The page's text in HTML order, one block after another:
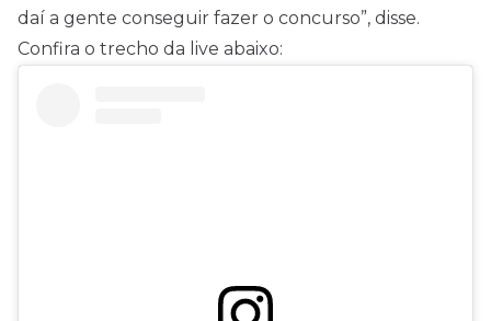
daí a gente conseguir fazer o concurso”, disse.
Confira o trecho da live abaixo: